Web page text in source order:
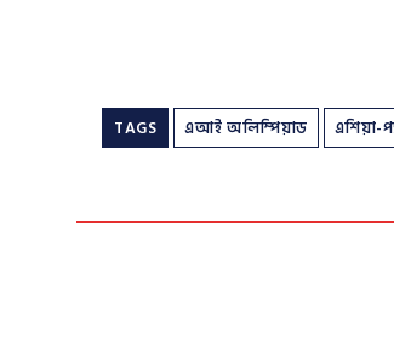
TAGS এআই অলিম্পিয়াড এশিয়া-